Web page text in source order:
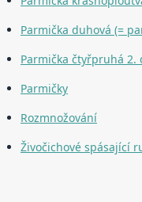
Parmička duhová (=
Parmička čtyřpruhá 2.
Parmičky
Rozmnožování
Živočichové spásající